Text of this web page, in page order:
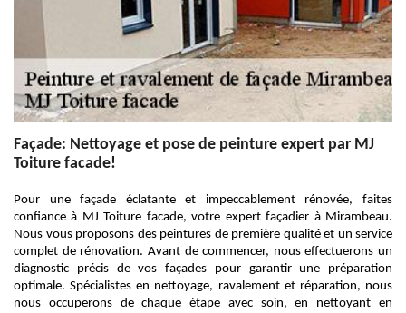
Façade: Nettoyage et pose de peinture expert par MJ
Toiture facade!
Pour une façade éclatante et impeccablement rénovée, faites
confiance à MJ Toiture facade, votre expert façadier à Mirambeau.
Nous vous proposons des peintures de première qualité et un service
complet de rénovation. Avant de commencer, nous effectuerons un
diagnostic précis de vos façades pour garantir une préparation
optimale. Spécialistes en nettoyage, ravalement et réparation, nous
nous occuperons de chaque étape avec soin, en nettoyant en